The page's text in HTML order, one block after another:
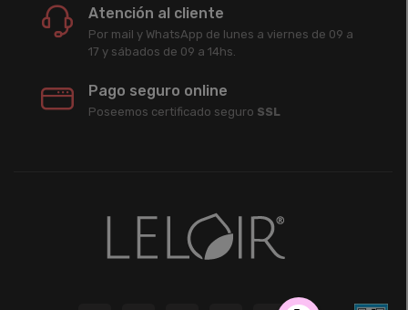
Atención al cliente
Por mail y WhatsApp de lunes a viernes de 09 a
17 y sábados de 09 a 14hs.
Pago seguro online
Poseemos certificado seguro SSL